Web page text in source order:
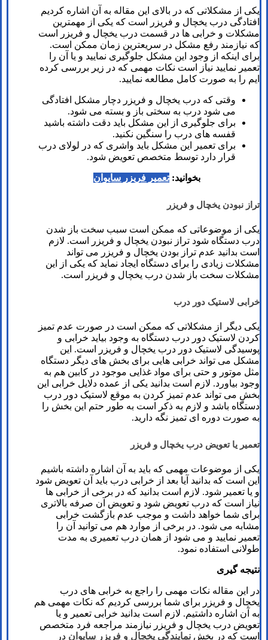
یکی از مشکلاتی که در بالای این مقاله به آن اشاره کردیم
افتادگی درب یخچال و فریزر است که یکی از مهمترین
مشکلات و خرابی ها در قسمت درب یخچال و فریزر است
که نیازمند رفع مشکل در سریعترین زمان ممکن است.
برای اینکه از وجود این مشکل جلوگیری نمایید و یا آن را
تعمیر نمایید نیاز است نکات مهمی که در زیر بررسی کرده
ایم را به صورت کامل مطالعه نمایید.
وقتی که درب یخچال و فریزر دچار مشکل افتادگی
می شود درب به سختی باز و بسته می شود.
برای جلوگیری از این مشکل باید دقت داشته باشید
قفسه های درب را سنگین نکنید.
برای تعمیر این مشکل باید واشری که در لولای درب
قرار دارد توسط متخصص تعویض شود.
بخوانید:تعمیر فریزر سایوان
تراز نبودن یخچال و فریزر
یکی از موضوعاتی که ممکن است سبب سخت باز شدن
درب دستگاه شود تراز نبودن یخچال و فریزر است. لازم
است بدانید عدم تراز بودن یخچال و فریزر می تواند
مشکلات زیادی را برای دستگاه ایجاد نماید که یکی از این
مشکلات سخت باز شدن درب یخچال و فریزر است.
خرابی لاستیک دور درب
یکی دیگر از مشکلاتی که ممکن است در صورت عدم تمیز
کردن لاستیک دور درب دستگاه به وجود بیاید خرابی و
پوسیدگی لاستیک دور درب یخچال و فریزر است. این
مشکل می تواند خرابی هایی برای بخش های دیگر دستگاه
مثل موتور و حتی برای مواد غذایی موجود در کابین هم به
وجود بیاورد. لازم است بدانید یکی از عمده دلایل خرابی این
بخش می تواند عدم تمیز کردن به موقع لاستیک دور درب
دستگاه باشد و لازم به ذکر است به طور حتم این بخش را
به صورت دوره ای تمیز نگه دارید.
تعمیر یا تعویض درب یخچال و فریزر
یکی از موضوعات مهمی که باید به آن اشاره داشته باشیم
این است که بدانید آیا بعد از خرابی درب باید آن تعویض شود
و یا تعمیر شود. لازم است بدانید که در برخی از خرابی ها
نیاز است که درب تعویض شود و تعویض آن صرفه بالاتری
برای شما خواهد داشت و موجب عدم بازگشت خرابی
مشابه می شود. در برخی از موارد هم می توانید آن را
تعمیر نمایید و می شود از همان درب تعمیری به مدت
طولانی استفاده نمود.
نتیجه گیری
در این مقاله نکات مهمی را راجع به خرابی های درب
یخچال و فریزر برای شما بررسی کردیم که نکات مهمی هم
به آن اشاره داشتیم. لازم است بدانید خرابی تعمیر و یا
تعویض درب یخچال و فریزر نیازمند مراجعه فرد متخصص
است که در بخش نمایندگی یخچال و فریزر سایوان در